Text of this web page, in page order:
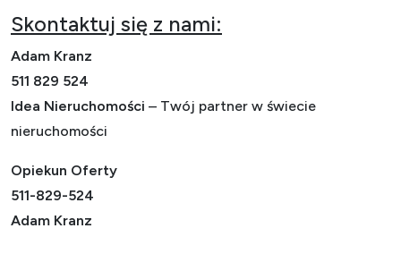
Skontaktuj się z nami:
Adam Kranz
511 829 524
Idea Nieruchomości – Twój partner w świecie
nieruchomości
Opiekun Oferty
511-829-524
Adam Kranz